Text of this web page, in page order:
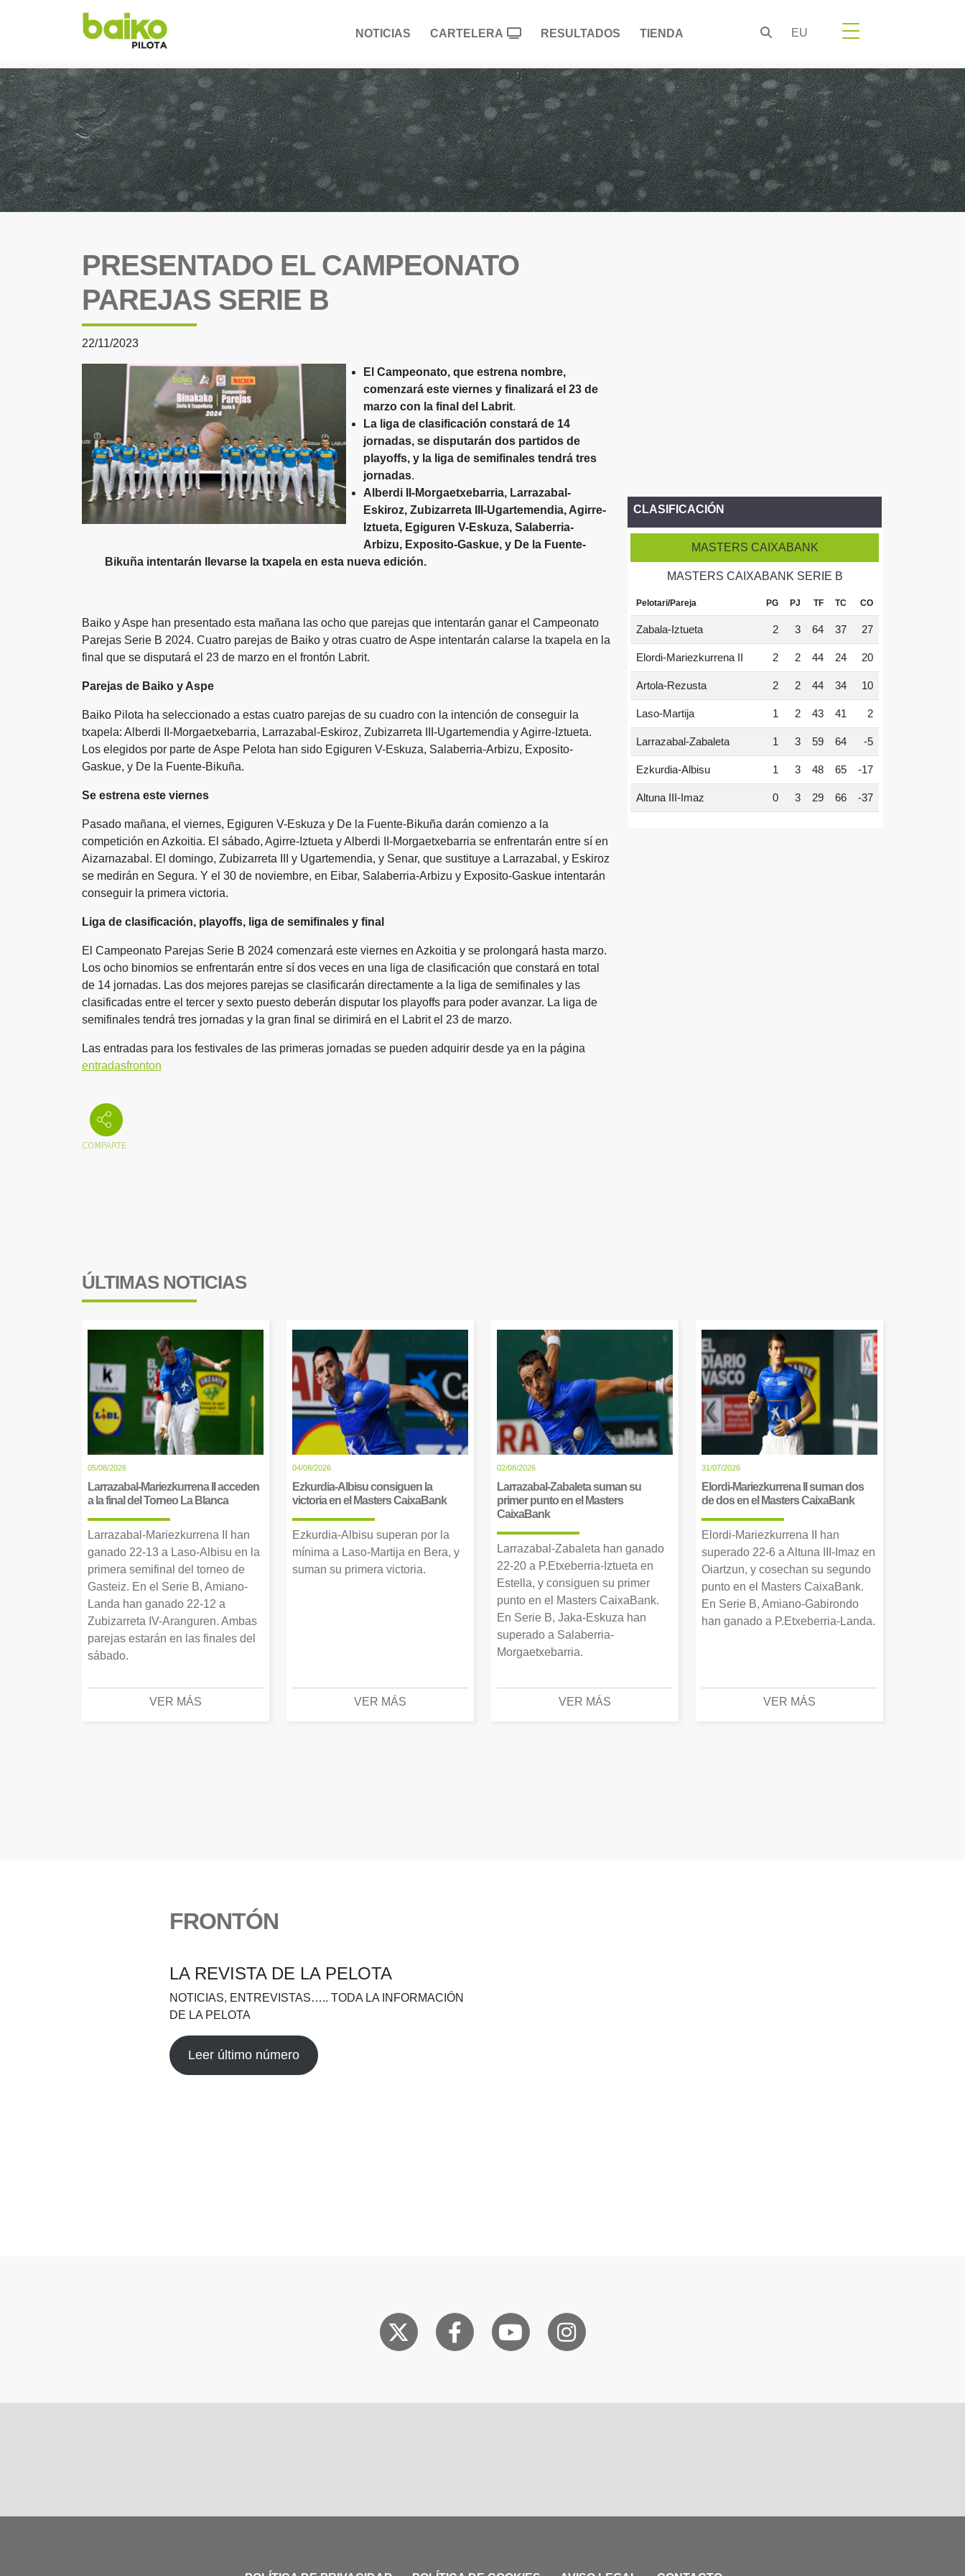
NOTICIAS CARTELERA RESULTADOS TIENDA EU
PRESENTADO EL CAMPEONATO
PAREJAS SERIE B
22/11/2023
El Campeonato, que estrena nombre,
comenzará este viernes y finalizará el 23 de
marzo con la final del Labrit.
La liga de clasificación constará de 14
jornadas, se disputarán dos partidos de
playoffs, y la liga de semifinales tendrá tres
jornadas.
Alberdi II-Morgaetxebarria, Larrazabal-
Eskiroz, Zubizarreta III-Ugartemendia, Agirre-
Iztueta, Egiguren V-Eskuza, Salaberria-
Arbizu, Exposito-Gaskue, y De la Fuente-
Bikuña intentarán llevarse la txapela en esta nueva edición.
Baiko y Aspe han presentado esta mañana las ocho que parejas que intentarán ganar el Campeonato
Parejas Serie B 2024. Cuatro parejas de Baiko y otras cuatro de Aspe intentarán calarse la txapela en la
final que se disputará el 23 de marzo en el frontón Labrit.
Parejas de Baiko y Aspe
Baiko Pilota ha seleccionado a estas cuatro parejas de su cuadro con la intención de conseguir la
txapela: Alberdi II-Morgaetxebarria, Larrazabal-Eskiroz, Zubizarreta III-Ugartemendia y Agirre-Iztueta.
Los elegidos por parte de Aspe Pelota han sido Egiguren V-Eskuza, Salaberria-Arbizu, Exposito-
Gaskue, y De la Fuente-Bikuña.
Se estrena este viernes
Pasado mañana, el viernes, Egiguren V-Eskuza y De la Fuente-Bikuña darán comienzo a la
competición en Azkoitia. El sábado, Agirre-Iztueta y Alberdi II-Morgaetxebarria se enfrentarán entre sí en
Aizarnazabal. El domingo, Zubizarreta III y Ugartemendia, y Senar, que sustituye a Larrazabal, y Eskiroz
se medirán en Segura. Y el 30 de noviembre, en Eibar, Salaberria-Arbizu y Exposito-Gaskue intentarán
conseguir la primera victoria.
Liga de clasificación, playoffs, liga de semifinales y final
El Campeonato Parejas Serie B 2024 comenzará este viernes en Azkoitia y se prolongará hasta marzo.
Los ocho binomios se enfrentarán entre sí dos veces en una liga de clasificación que constará en total
de 14 jornadas. Las dos mejores parejas se clasificarán directamente a la liga de semifinales y las
clasificadas entre el tercer y sexto puesto deberán disputar los playoffs para poder avanzar. La liga de
semifinales tendrá tres jornadas y la gran final se dirimirá en el Labrit el 23 de marzo.
Las entradas para los festivales de las primeras jornadas se pueden adquirir desde ya en la página
entradasfronton
CLASIFICACIÓN
MASTERS CAIXABANK
MASTERS CAIXABANK SERIE B
Pelotari/Pareja PG PJ TF TC CO
Zabala-Iztueta 2 3 64 37 27
Elordi-Mariezkurrena II 2 2 44 24 20
Artola-Rezusta 2 2 44 34 10
Laso-Martija 1 2 43 41 2
Larrazabal-Zabaleta 1 3 59 64 -5
Ezkurdia-Albisu 1 3 48 65 -17
Altuna III-Imaz 0 3 29 66 -37
ÚLTIMAS NOTICIAS
05/08/2026
Larrazabal-Mariezkurrena II acceden
a la final del Torneo La Blanca
Larrazabal-Mariezkurrena II han
ganado 22-13 a Laso-Albisu en la
primera semifinal del torneo de
Gasteiz. En el Serie B, Amiano-
Landa han ganado 22-12 a
Zubizarreta IV-Aranguren. Ambas
parejas estarán en las finales del
sábado.
VER MÁS
04/08/2026
Ezkurdia-Albisu consiguen la
victoria en el Masters CaixaBank
Ezkurdia-Albisu superan por la
mínima a Laso-Martija en Bera, y
suman su primera victoria.
VER MÁS
02/08/2026
Larrazabal-Zabaleta suman su
primer punto en el Masters
CaixaBank
Larrazabal-Zabaleta han ganado
22-20 a P.Etxeberria-Iztueta en
Estella, y consiguen su primer
punto en el Masters CaixaBank.
En Serie B, Jaka-Eskuza han
superado a Salaberria-
Morgaetxebarria.
VER MÁS
31/07/2026
Elordi-Mariezkurrena II suman dos
de dos en el Masters CaixaBank
Elordi-Mariezkurrena II han
superado 22-6 a Altuna III-Imaz en
Oiartzun, y cosechan su segundo
punto en el Masters CaixaBank.
En Serie B, Amiano-Gabirondo
han ganado a P.Etxeberria-Landa.
VER MÁS
FRONTÓN
LA REVISTA DE LA PELOTA
NOTICIAS, ENTREVISTAS….. TODA LA INFORMACIÓN
DE LA PELOTA
Leer último número